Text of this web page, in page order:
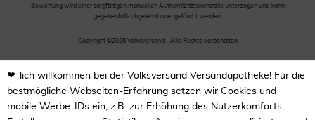
Bewertung wird einer sorgfältigen manuellen Authentizitätskontrolle unterzogen und kann
gegebenfalls abgelehnt oder gelöscht werden.
Copyright ©2026 Volksversand - Alle Rechte vorbehalten
❤-lich willkommen bei der Volksversand Versandapotheke! Für die
bestmögliche Webseiten-Erfahrung setzen wir Cookies und
mobile Werbe-IDs ein, z.B. zur Erhöhung des Nutzerkomforts,